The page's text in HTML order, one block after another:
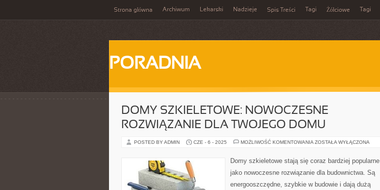
Strona główna Archiwum Lekarski Nadzieje Spis Treści Tagi Żółciowe Tagi
PORADNIA
DOMY SZKIELETOWE: NOWOCZESNE
ROZWIĄZANIE DLA TWOJEGO DOMU
POSTED BY ADMIN CZE - 6 - 2025 MOŻLIWOŚĆ KOMENTOWANIA DOMY
ROZWIĄZANIE
DLA
DOMU
ZOSTAŁA WYŁĄCZONA
Domy szkieletowe stają się coraz bardziej popularne
jako nowoczesne rozwiązanie dla budownictwa. Są
energooszczędne, szybkie w budowie i dają dużą